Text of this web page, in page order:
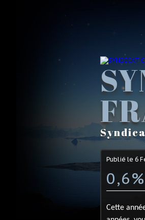
Publié le 6
Cette